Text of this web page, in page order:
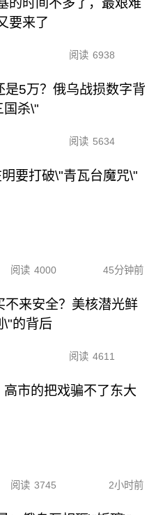
的时间不多了，最艰难
要来了
阅读 6938
是5万？俄乌战损数字背
国杀\"
阅读 5634
要打破\"青瓦台魔咒\"
阅读 4000 45分钟前
不来安全？美核潜光鲜
\"的背后
阅读 4611
市的把戏骗不了东大
阅读 3745 2小时前